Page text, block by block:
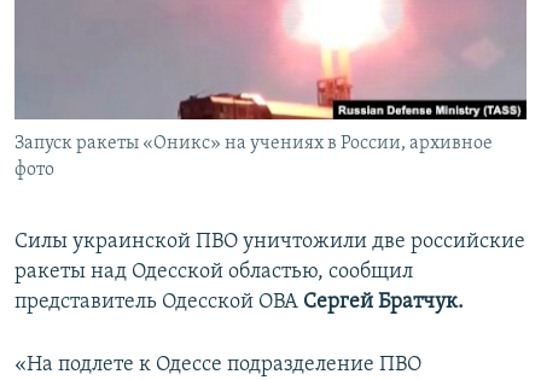
УКРАИНСКАЯ ПРОБЛЕМА КРЫМА
Запуск ракеты «Оникс» на учениях в России, архивное
фото
Силы украинской ПВО уничтожили две российские
ракеты над Одесской областью, сообщил
представитель Одесской ОВА Сергей Братчук.
«На подлете к Одессе подразделение ПВО